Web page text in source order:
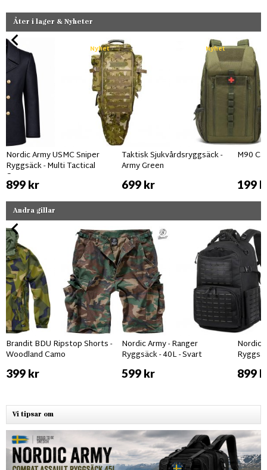
Åter i lager & Nyheter
Nyhet
Nordic Army USMC Sniper
Ryggsäck - Multi Tactical
Camo
899 kr
Nyhet
Taktisk Sjukvårdsryggsäck -
Army Green
699 kr
M90
199
Andra gillar
Brandit BDU Ripstop Shorts -
Woodland Camo
399 kr
Nordic Army - Ranger
Ryggsäck - 40L - Svart
599 kr
Nordic
899
Vi tipsar om